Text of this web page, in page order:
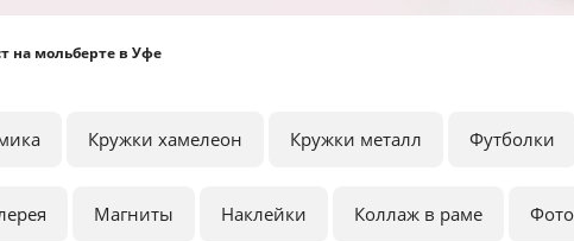
на мольберте в Уфе
Кружки хамелеон Кружки металл Футболки
Магниты Наклейки Коллаж в раме